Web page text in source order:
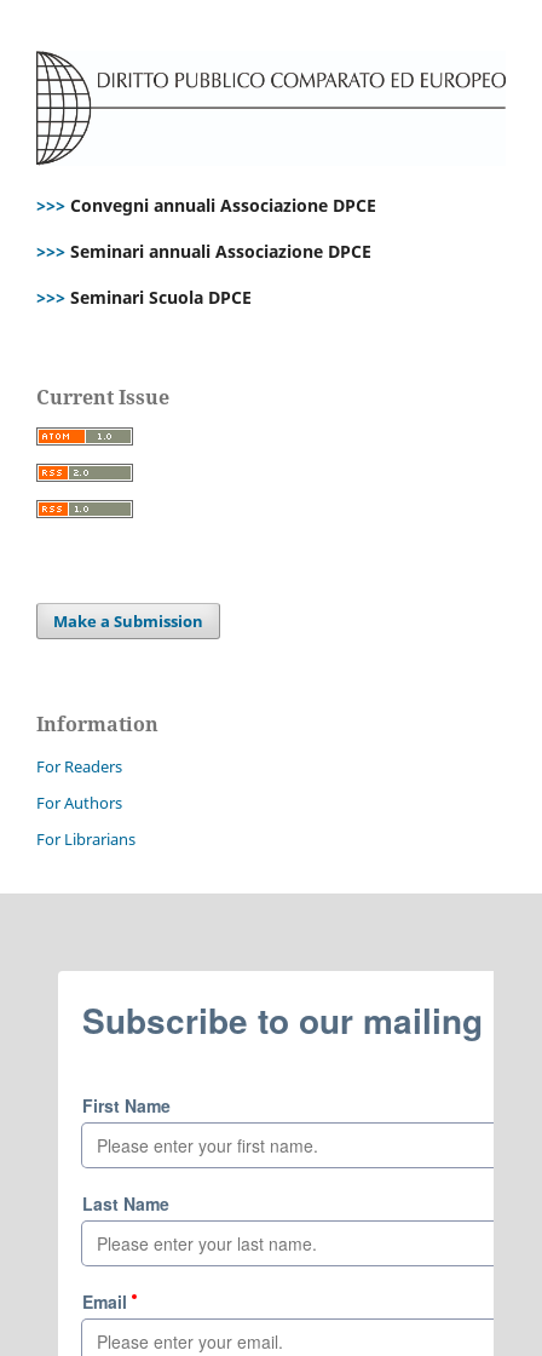
>>> Convegni annuali Associazione DPCE
>>> Seminari annuali Associazione DPCE
>>> Seminari Scuola DPCE
Current Issue
Make a Submission
Information
For Readers
For Authors
For Librarians